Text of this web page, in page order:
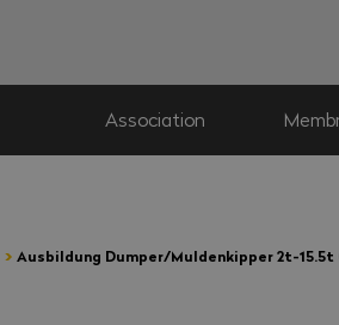
Association
› Ausbildung Dumper/Muldenkipper 2t-